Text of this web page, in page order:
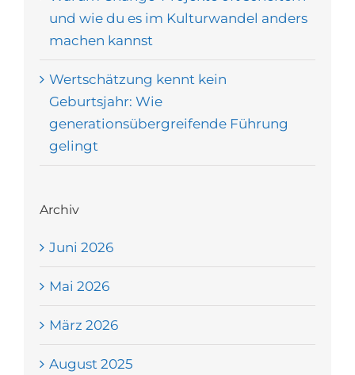
und wie du es im Kulturwandel anders
machen kannst
Wertschätzung kennt kein
Geburtsjahr: Wie
generationsübergreifende Führung
gelingt
Archiv
Juni 2026
Mai 2026
März 2026
August 2025